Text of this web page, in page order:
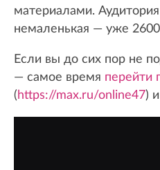
материалами.
немаленькая — уже
Если вы до сих пор не
— самое время перейти
(https://max.ru/online47)